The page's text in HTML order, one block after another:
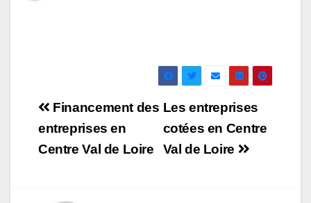
Navigation
de
l’article
Les entreprises
cotées en Centre
Val de Loire
Financement des
entreprises en
Centre Val de Loire